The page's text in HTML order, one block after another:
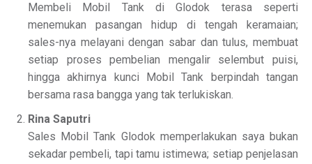
Membeli Mobil Tank di Glodok terasa seperti
menemukan pasangan hidup di tengah keramaian;
sales-nya melayani dengan sabar dan tulus, membuat
setiap proses pembelian mengalir selembut puisi,
hingga akhirnya kunci Mobil Tank berpindah tangan
bersama rasa bangga yang tak terlukiskan.
Rina Saputri
Sales Mobil Tank Glodok memperlakukan saya bukan
sekadar pembeli, tapi tamu istimewa; setiap penjelasan